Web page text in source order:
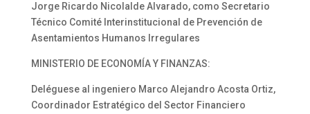
Jorge Ricardo Nicolalde Alvarado, como Secretario
Técnico Comité Interinstitucional de Prevención de
Asentamientos Humanos Irregulares
MINISTERIO DE ECONOMÍA Y FINANZAS:
Deléguese al ingeniero Marco Alejandro Acosta Ortiz,
Coordinador Estratégico del Sector Financiero